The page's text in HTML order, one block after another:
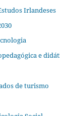
Irlandeses
e
de turismo